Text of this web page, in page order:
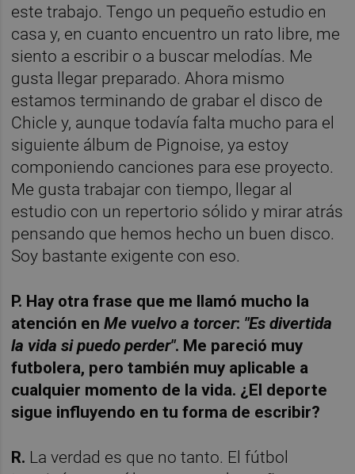
este trabajo. Tengo un pequeño estudio en
casa y, en cuanto encuentro un rato libre, me
siento a escribir o a buscar melodías. Me
gusta llegar preparado. Ahora mismo
estamos terminando de grabar el disco de
Chicle y, aunque todavía falta mucho para el
siguiente álbum de Pignoise, ya estoy
componiendo canciones para ese proyecto.
Me gusta trabajar con tiempo, llegar al
estudio con un repertorio sólido y mirar atrás
pensando que hemos hecho un buen disco.
Soy bastante exigente con eso.
P. Hay otra frase que me llamó mucho la
atención enMe vuelvo a torcer: "Es divertida
la vida si puedo perder". Me pareció muy
futbolera, pero también muy aplicable a
cualquier momento de la vida. ¿El deporte
sigue influyendo en tu forma de escribir?
R. La verdad es que no tanto. El fútbol